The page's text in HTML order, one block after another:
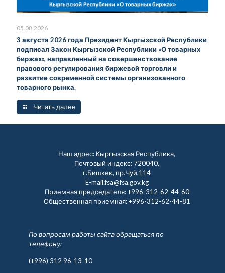
05.08.2026
3 августа 2026 года Президент Кыргызской Республики
подписал Закон Кыргызской Республики «О товарных
биржах», направленный на совершенствование
правового регулирования биржевой торговли и
развитие современной системы организованного
товарного рынка.
Читать далее
Наш адрес: Кыргызская Республика,
Почтовый индекс: 720040,
г.Бишкек, пр.Чуй,114
E-mail:fsa@fsa.gov.kg
Приемная председателя:+996-312-62-44-60
Общественная приемная:+996-312-62-44-81
По вопросам работы сайта обращаться по
телефону:
(+996) 312 96-13-10